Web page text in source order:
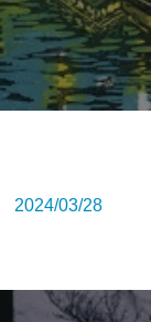
03/28